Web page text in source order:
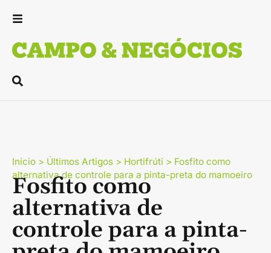
Início > Últimos Artigos > Hortifrúti > Fosfito como
alternativa de controle para a pinta-preta do mamoeiro
Fosfito como
alternativa de
controle para a pinta-